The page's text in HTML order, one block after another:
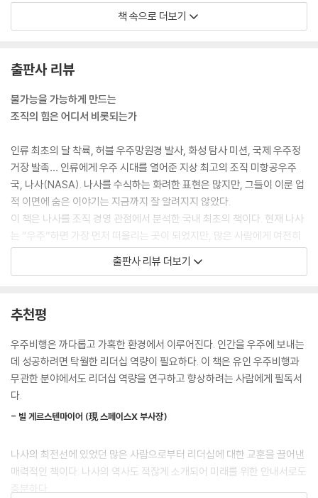
나사의 역사에는 리더십 모멘트(leadership moment), 즉 위기 상황에
서 리더십이 빛을 발한 순간이 많았다. 그런 순간은 어김없이 우리에게도
은가? 최고의 성과를 내는 팀에서 일하는 방법을 알고 싶은가? 나사가 과
거에 우주에서 배운 교훈은 오늘날 지상에서도 유효하게 적용된다.
--- p.20
실패는 그다음으로 나아가는 데 진정으로 필요한 시금석이다. 우리가 성공
하지 못했을 때 어떻게 하느냐에 따라 궁극적인 성공의 가능성이 결정된
다.
--- p.26
오늘날의 유인 우주비행은 머큐리와 제미니 프로그램에서 배운 교훈들로
부터 진화한 것이다. 나사는 자료를 수집함으로써 지행격차를 메웠고, 점
검에 사용되는 초석을 놓았으며, 실패를 통해 배운 것을 행동에 옮겨 우주
--- p.57
애비는 멘토였던 조지 로부터 모든 것을 배웠다. 그러나 곧 나사의 공학자
들과 협력 업체들이 과거에 저지른 실수를 반복하고 있다는 사실을 알게
되고는 “과거로부터 교훈을 얻어야 한다. 역사가 반복되는 것이 아니라, 우
리가 과거로부터 배우지 않아 역사를 되풀이하는 것이다”라고 따끔하게
나무랐다.
웨더비는 해군 조종사와 우주왕복선 선장으로 일하며 얻은 교훈에 대해 다
음과 같이 말했다. “우리에게는 언제라도 실수할 수 있음을 인정하는 겸손
책 속으로 더보기
출판사 리뷰
불가능을 가능하게 만드는
조직의 힘은 어디서 비롯되는가
인류 최초의 달 착륙, 허블 우주망원경 발사, 화성 탐사 미션, 국제 우주정
거장 발족… 인류에게 우주 시대를 열어준 지상 최고의 조직 미항공우주
국, 나사(NASA). 나사를 수식하는 화려한 표현은 많지만, 그들이 이룬 업
적 이면에 숨은 이야기는 지금까지 잘 알려지지 않았다.
이 책은 나사를 조직 경영 관점에서 분석한 국내 최초의 책이다. 현재 나사
는 “우주”하면 가장 먼저 떠올리는 곳이 되었지만, 많은 사람에게 여전히
우주 항공 과학을 연구하는 미국의 정부 기관으로 인식되는 면이 강하다.
그러나 조직을 이끄는 방식은 애플, 디즈니, 넷플릭스, 아마존, 유니레버,
만한 환경에서 프로젝트를 성공으로 이끌려면 더욱 뛰어난 리더십과 특별
한 조직 문화가 뒷받침되어야 한다.
조직을 이끄는 사람이라면 뒷이야기가 궁금하지 않을 수 없다. 나사는 어
떻게 불가능해 보였던 ‘우주탐사’ 목표를 달성하고 지금의 위상을 누릴 수
있었을까?
끊임없이 도전하고,
“쉬워서가 아니라 어렵기 때문에” 사람을 달에 보내기로 결정했다는 케네
디 前 미국 대통령의 선언으로 야심 차게 시작된 아폴로 프로젝트는 시작
출판사 리뷰 더보기
추천평
우주비행은 까다롭고 가혹한 환경에서 이루어진다. 인간을 우주에 보내는
데 성공하려면 탁월한 리더십 역량이 필요하다. 이 책은 유인 우주비행과
무관한 분야에서도 리더십 역량을 연구하고 향상하려는 사람에게 필독서
다.
- 빌 게르스텐마이어 (現 스페이스X 부사장)
나사의 최전선에 있었던 많은 사람으로부터 리더십에 대한 교훈을 끌어낸
매력적인 책이다. 나사의 역사도 적잖게 소개되어 미래를 위한 안내서로도
충분하다.